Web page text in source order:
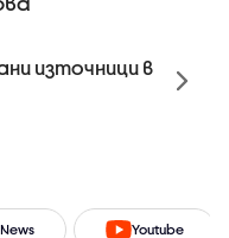
източници в
Youtube